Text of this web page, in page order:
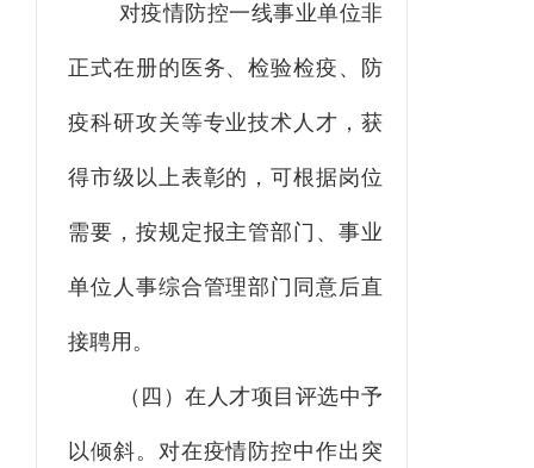
对疫情防控一线事业单位非
正式在册的医务、检验检疫、防
疫科研攻关等专业技术人才，获
得市级以上表彰的 ，可根据岗位
需要 ， 按规定报主管部门、事业
单位人事综合管理部门同意后直
接聘用。
（四）在人才项目评选中予
以倾斜。 对在疫情防控中作出突